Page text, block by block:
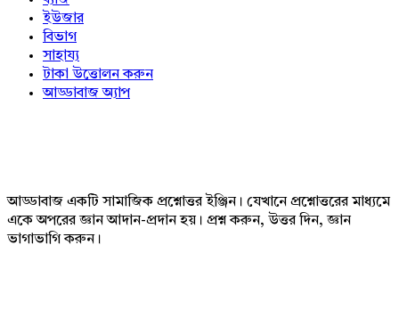
ইউজার
বিভাগ
সাহায্য
টাকা উত্তোলন করুন
আড্ডাবাজ অ্যাপ
আড্ডাবাজ একটি সামাজিক প্রশ্নোত্তর ইঞ্জিন। যেখানে প্রশ্নোত্তরের মাধ্যমে
একে অপরের জ্ঞান আদান-প্রদান হয়। প্রশ্ন করুন, উত্তর দিন, জ্ঞান
ভাগাভাগি করুন।